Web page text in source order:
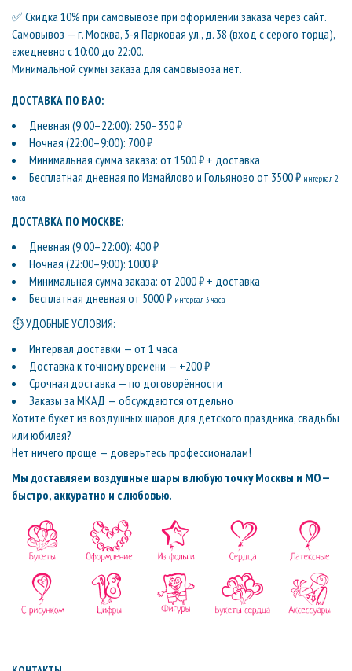
✅ Скидка 10% при самовывозе при оформлении заказа через сайт.
Самовывоз — г. Москва, 3-я Парковая ул., д. 38 (вход с серого торца),
ежедневно с 10:00 до 22:00.
Минимальной суммы заказа для самовывоза нет.
ДОСТАВКА ПО ВАО:
Дневная (9:00–22:00): 250–350 ₽
Ночная (22:00–9:00): 700 ₽
Минимальная сумма заказа: от 1500 ₽ + доставка
Бесплатная дневная по Измайлово и Гольяново от 3500 ₽ интервал 2
часа
ДОСТАВКА ПО МОСКВЕ:
Дневная (9:00–22:00): 400 ₽
Ночная (22:00–9:00): 1000 ₽
Минимальная сумма заказа: от 2000 ₽ + доставка
Бесплатная дневная от 5000 ₽ интервал 3 часа
⏱ УДОБНЫЕ УСЛОВИЯ:
Интервал доставки — от 1 часа
Доставка к точному времени — +200 ₽
Срочная доставка — по договорённости
Заказы за МКАД — обсуждаются отдельно
Хотите букет из воздушных шаров для детского праздника, свадьбы
или юбилея?
Нет ничего проще — доверьтесь профессионалам!
Мы доставляем воздушные шары в любую точку Москвы и МО —
быстро, аккуратно и с любовью.